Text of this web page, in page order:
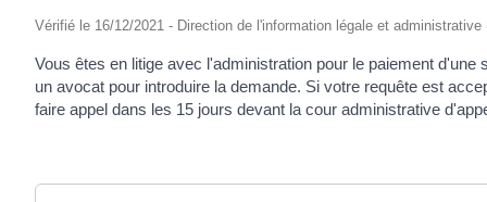
Vérifié le 16/12/2021 - Direction de l'information légale et
Vous êtes en litige avec l'administration pour le paiement
un avocat pour introduire la demande. Si votre requête est
faire appel dans les 15 jours devant la cour administrative